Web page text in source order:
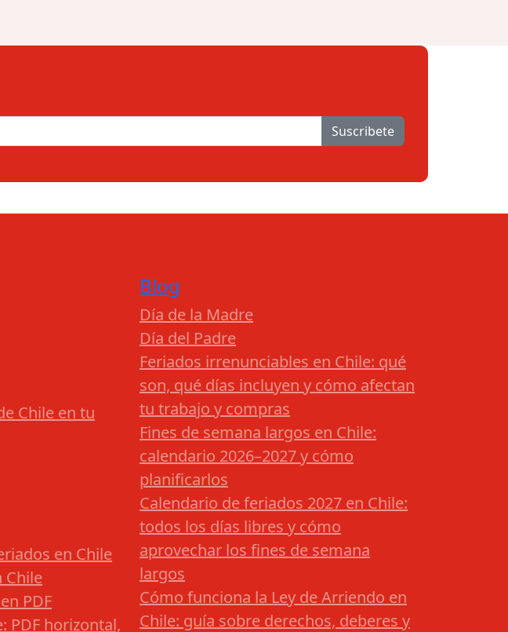
Suscribete
Chile en tu
en Chile
Chile
PDF
PDF horizontal,
Blog
Día de la Madre
Día del Padre
Feriados irrenunciables en Chile: qué
son, qué días incluyen y cómo afectan
tu trabajo y compras
Fines de semana largos en Chile:
calendario 2026–2027 y cómo
planificarlos
Calendario de feriados 2027 en Chile:
todos los días libres y cómo
aprovechar los fines de semana
largos
Cómo funciona la Ley de Arriendo en
Chile: guía sobre derechos, deberes y